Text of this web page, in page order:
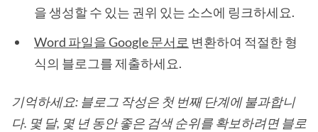
을 생성할 수 있는 권위 있는 소스에 링크하세요.
Word 파일을 Google 문서로 변환하여 적절한 형
식의 블로그를 제출하세요.
기억하세요: 블로그 작성은 첫 번째 단계에 불과합니
다. 몇 달, 몇 년 동안 좋은 검색 순위를 확보하려면 블로